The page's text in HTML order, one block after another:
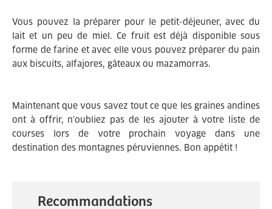
Vous pouvez la préparer pour le petit-déjeuner, avec du
lait et un peu de miel. Ce fruit est déjà disponible sous
forme de farine et avec elle vous pouvez préparer du pain
aux biscuits, alfajores, gâteaux ou mazamorras.
Maintenant que vous savez tout ce que les graines andines
ont à offrir, n’oubliez pas de les ajouter à votre liste de
courses lors de votre prochain voyage dans une
destination des montagnes péruviennes. Bon appétit !
Recommandations